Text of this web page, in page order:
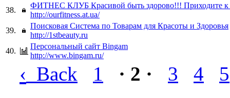
38.
ФИТНЕС КЛУБ Красивой быть здорово!!! Приходите
http://ourfitness.at.ua/
39.
Поисковая Система по Товарам для Красоты и Здоровья
http://1stbeauty.ru
40.
Персональный сайт Bingam
http://www.bingam.ru/
‹ Back 1 · 2 · 3 4 5